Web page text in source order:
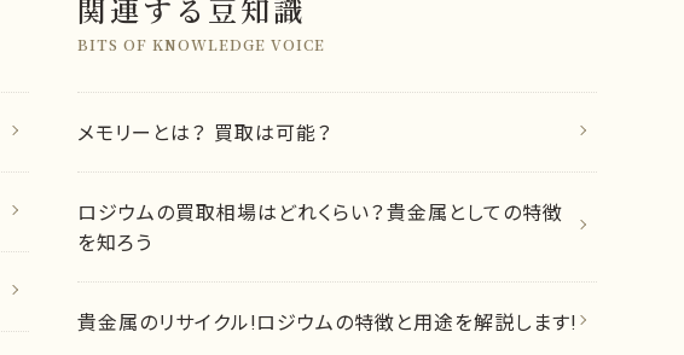
関連する豆知識
BITS OF KNOWLEDGE VOICE
メモリーとは？ 買取は可能？
ロジウムの買取相場はどれくらい？貴金属としての特徴
を知ろう
貴金属のリサイクル!ロジウムの特徴と用途を解説します!